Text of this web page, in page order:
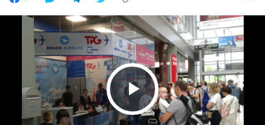
Play Video